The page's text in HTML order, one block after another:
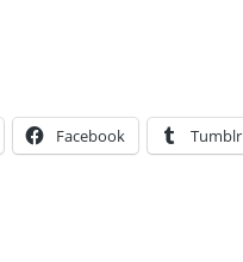
Facebook Tumblr